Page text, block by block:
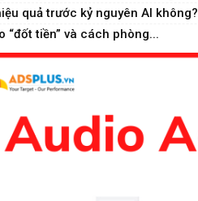
quả trước kỷ nguyên AI không?
“đốt tiền” và cách phòng...